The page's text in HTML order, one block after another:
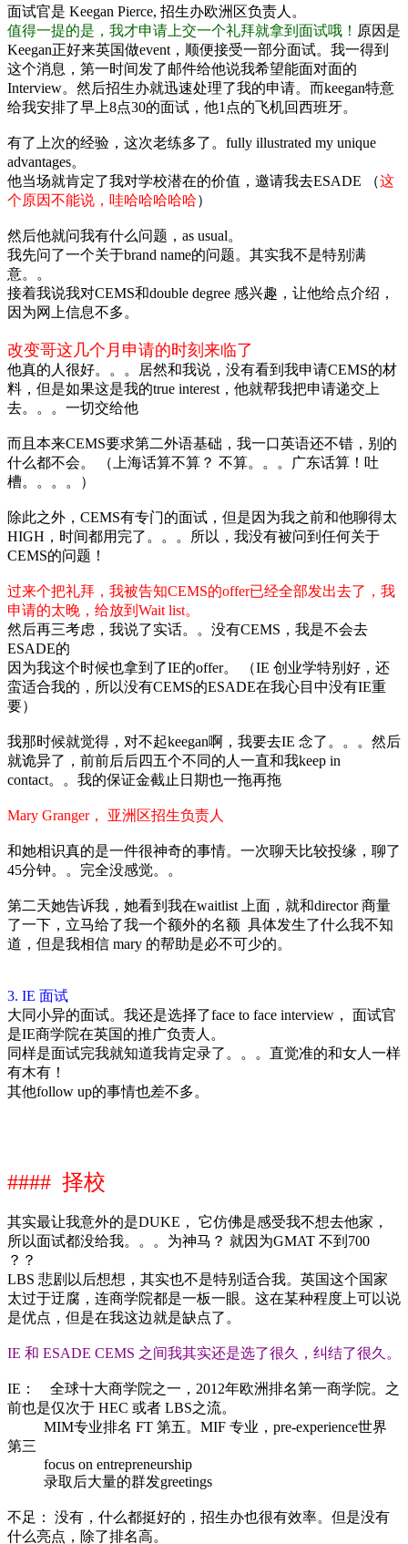
面试官是 Keegan Pierce, 招生办欧洲区负责人。
值得一提的是，我才申请上交一个礼拜就拿到面试哦！ 原因是
Keegan正好来英国做event，顺便接受一部分面试。我一得到
这个消息，第一时间发了邮件给他说我希望能面对面的
Interview。然后招生办就迅速处理了我的申请。而keegan特意
给我安排了早上8点30的面试，他1点的飞机回西班牙。
有了上次的经验，这次老练多了。fully illustrated my unique
advantages。
他当场就肯定了我对学校潜在的价值，邀请我去ESADE （这
个原因不能说，哇哈哈哈哈哈）
然后他就问我有什么问题，as usual。
我先问了一个关于brand name的问题。其实我不是特别满
意。。
接着我说我对CEMS和double degree 感兴趣，让他给点介绍，
因为网上信息不多。
改变哥这几个月申请的时刻来临了
他真的人很好。。。居然和我说，没有看到我申请CEMS的材
料，但是如果这是我的true interest，他就帮我把申请递交上
去。。。一切交给他
而且本来CEMS要求第二外语基础，我一口英语还不错，别的
什么都不会。 （上海话算不算？ 不算。。。广东话算！吐
槽。。。。）
除此之外，CEMS有专门的面试，但是因为我之前和他聊得太
HIGH，时间都用完了。。。所以，我没有被问到任何关于
CEMS的问题！
过来个把礼拜，我被告知CEMS的offer已经全部发出去了，我
申请的太晚，给放到Wait list。
然后再三考虑，我说了实话。。没有CEMS，我是不会去
ESADE的
因为我这个时候也拿到了IE的offer。 （IE 创业学特别好，还
蛮适合我的，所以没有CEMS的ESADE在我心目中没有IE重
要）
我那时候就觉得，对不起keegan啊，我要去IE 念了。。。然后
就诡异了，前前后后四五个不同的人一直和我keep in
contact。。我的保证金截止日期也一拖再拖
Mary Granger， 亚洲区招生负责人
和她相识真的是一件很神奇的事情。一次聊天比较投缘，聊了
45分钟。。完全没感觉。。
第二天她告诉我，她看到我在waitlist 上面，就和director 商量
了一下，立马给了我一个额外的名额 具体发生了什么我不知
道，但是我相信 mary 的帮助是必不可少的。
3. IE 面试
大同小异的面试。我还是选择了face to face interview， 面试官
是IE商学院在英国的推广负责人。
同样是面试完我就知道我肯定录了。。。直觉准的和女人一样
有木有！
其他follow up的事情也差不多。
#### 择校
其实最让我意外的是DUKE， 它仿佛是感受我不想去他家，
所以面试都没给我。。。为神马？ 就因为GMAT 不到700
？？
LBS 悲剧以后想想，其实也不是特别适合我。英国这个国家
太过于迂腐，连商学院都是一板一眼。这在某种程度上可以说
是优点，但是在我这边就是缺点了。
IE 和 ESADE CEMS 之间我其实还是选了很久，纠结了很久。
IE： 全球十大商学院之一，2012年欧洲排名第一商学院。之
前也是仅次于 HEC 或者 LBS之流。
MIM专业排名 FT 第五。MIF 专业，pre-experience世界
第三
focus on entrepreneurship
录取后大量的群发greetings
不足： 没有，什么都挺好的，招生办也很有效率。但是没有
什么亮点，除了排名高。